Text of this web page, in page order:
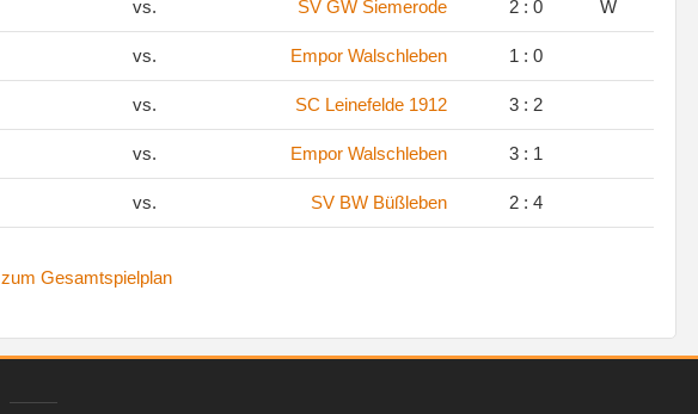
vs. SV GW Siemerode 2 : 0 W
vs. Empor Walschleben 1 : 0
vs. SC Leinefelde 1912 3 : 2
vs. Empor Walschleben 3 : 1
vs. SV BW Büßleben 2 : 4
zum Gesamtspielplan